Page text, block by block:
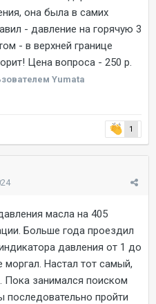
она была в самих
- давление на горячую 3
- в верхней границе
Цена вопроса - 250 р.
Yumata
1
масла на 405
Больше года проездил
давления от 1 до
Настал тот самый,
Пока занимался поиском
последовательно пройти